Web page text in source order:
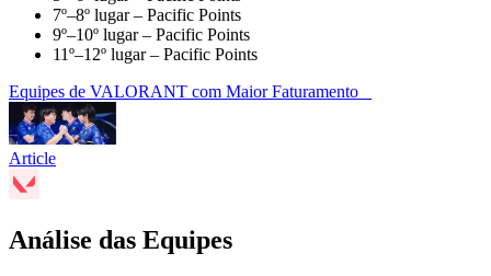
7º–8º lugar – Pacific Points
9º–10º lugar – Pacific Points
11º–12º lugar – Pacific Points
Equipes de VALORANT com Maior Faturamento
Article
Análise das Equipes